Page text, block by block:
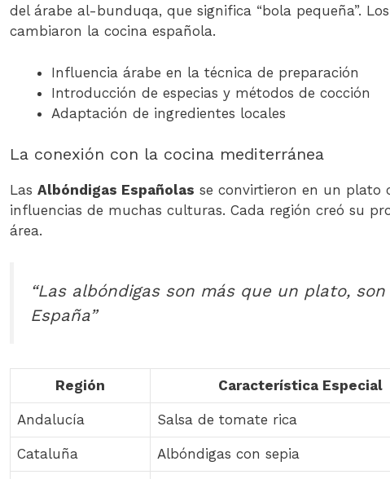
del árabe al-bunduqa, que significa “bola pequeña”.
cambiaron la cocina española.
Influencia árabe en la técnica de preparación
Introducción de especias y métodos de cocción
Adaptación de ingredientes locales
La conexión con la cocina mediterránea
Las Albóndigas Españolas se convirtieron en un plato
influencias de muchas culturas. Cada región creó su
área.
“Las albóndigas son más que un plato,
España”
Región Característica Especial
Andalucía Salsa de tomate rica
Cataluña Albóndigas con sepia